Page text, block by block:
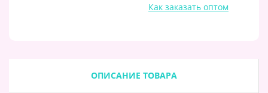
Как заказать оптом
ОПИСАНИЕ ТОВАРА